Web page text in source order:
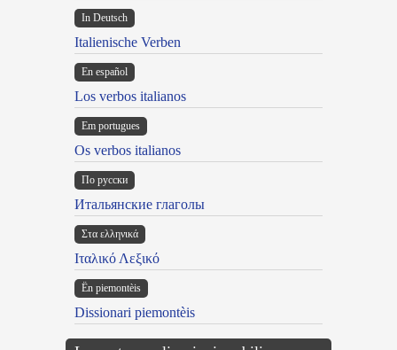
In Deutsch
Italienische Verben
En español
Los verbos italianos
Em portugues
Os verbos italianos
По русски
Итальянские глаголы
Στα ελληνικά
Ιταλικό Λεξικό
Ën piemontèis
Dissionari piemontèis